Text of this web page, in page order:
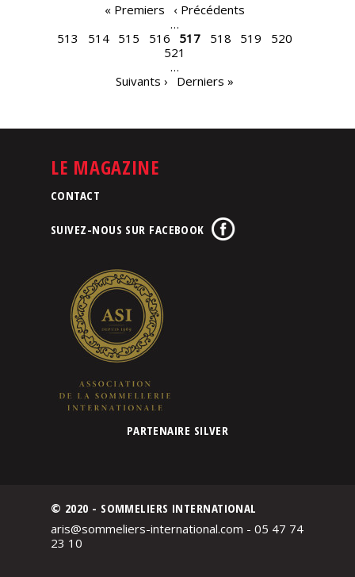
« Premiers
‹ Précédents
…
513
514 515 516 517 518 519
520
521
…
Suivants ›
Derniers »
LE MAGAZINE
CONTACT
SUIVEZ-NOUS SUR FACEBOOK
PARTENAIRE SILVER
© 2020 - SOMMELIERS INTERNATIONAL
aris@sommeliers-international.com - 05 47 74
23 10